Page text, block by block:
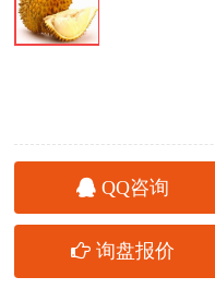
QQ咨询
询盘报价